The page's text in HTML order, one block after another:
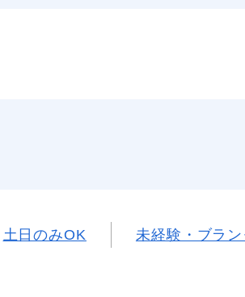
土日のみOK 未経験・ブラ